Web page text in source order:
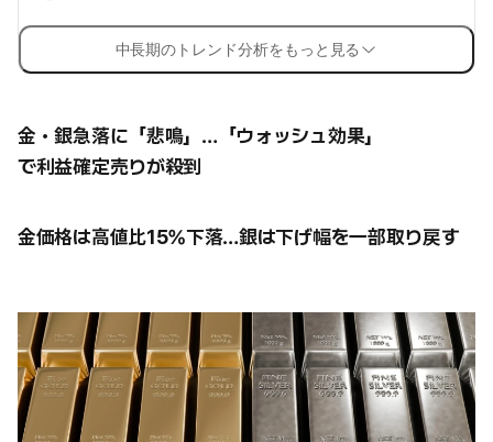
中長期のトレンド分析をもっと見る
金・銀急落に「悲鳴」…「ウォッシュ効果」
で利益確定売りが殺到
金価格は高値比15%下落…銀は下げ幅を一部取り戻す